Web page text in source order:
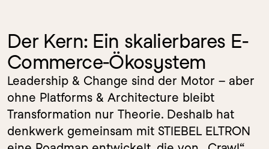
Der Kern: Ein skalierbares E-
Commerce-Ökosystem
Leadership & Change sind der Motor – aber
ohne Platforms & Architecture bleibt
Transformation nur Theorie. Deshalb hat
denkwerk gemeinsam mit STIEBEL ELTRON